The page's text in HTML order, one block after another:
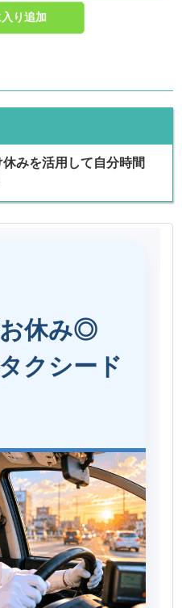
り追加
みを活用して自分時間
お休み◎
クシード